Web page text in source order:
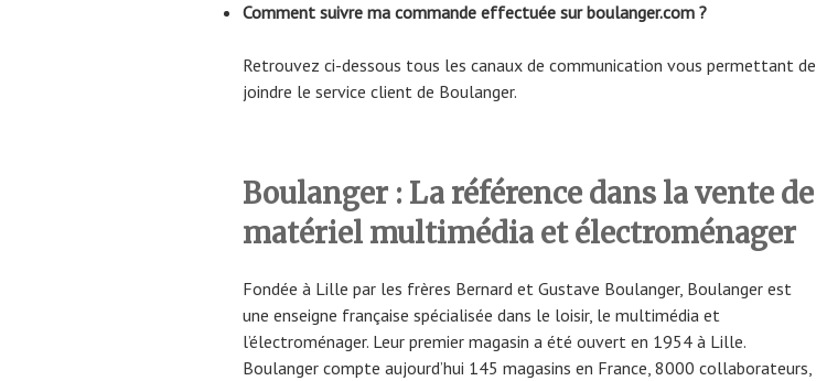
Comment suivre ma commande effectuée sur boulanger.com ?
Retrouvez ci-dessous tous les canaux de communication vous permettant de
joindre le service client de Boulanger.
Boulanger : La référence dans la vente de
matériel multimédia et électroménager
Fondée à Lille par les frères Bernard et Gustave Boulanger, Boulanger est
une enseigne française spécialisée dans le loisir, le multimédia et
l’électroménager. Leur premier magasin a été ouvert en 1954 à Lille.
Boulanger compte aujourd’hui 145 magasins en France, 8000 collaborateurs,